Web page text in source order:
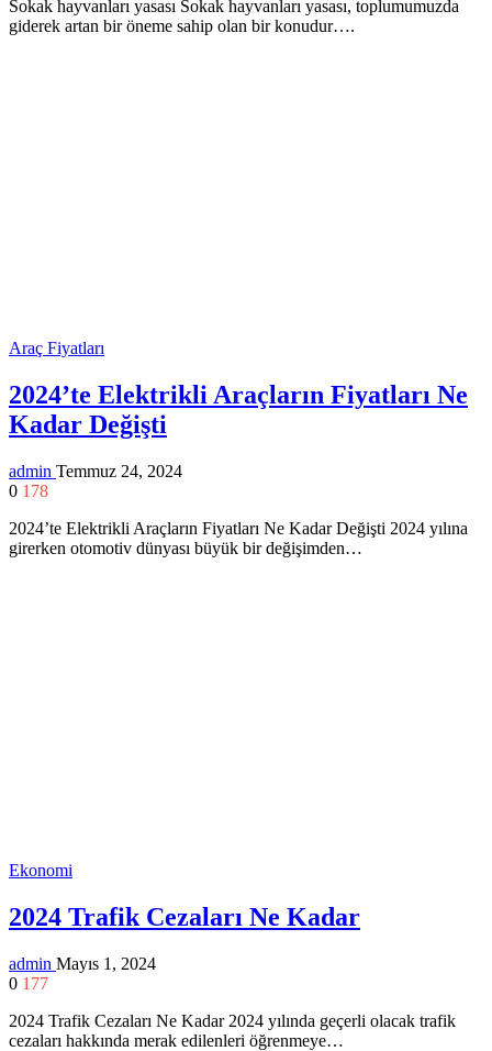
Sokak hayvanları yasası Sokak hayvanları yasası, toplumumuzda
giderek artan bir öneme sahip olan bir konudur….
Araç Fiyatları
2024’te Elektrikli Araçların Fiyatları Ne
Kadar Değişti
admin Temmuz 24, 2024
0 178
2024’te Elektrikli Araçların Fiyatları Ne Kadar Değişti 2024 yılına
girerken otomotiv dünyası büyük bir değişimden…
Ekonomi
2024 Trafik Cezaları Ne Kadar
admin Mayıs 1, 2024
0 177
2024 Trafik Cezaları Ne Kadar 2024 yılında geçerli olacak trafik
cezaları hakkında merak edilenleri öğrenmeye…